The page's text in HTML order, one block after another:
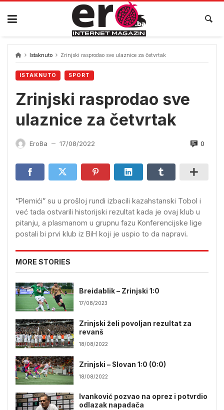
Skip
content
Istaknuto Zrinjski rasprodao sve ulaznice za četvrtak
ISTAKNUTO SPORT
Zrinjski rasprodao sve
ulaznice za četvrtak
EroBa — 17/08/2022 0
“Plemići” su u prošloj rundi izbacili kazahstanski Tobol i
već tada ostvarili historijski rezultat kada je ovaj klub u
pitanju, a plasmanom u grupnu fazu Konferencijske lige
postali bi prvi klub iz BiH koji je uspio to da napravi.
MORE STORIES
Breidablik – Zrinjski 1:0
17/08/2023
Zrinjski želi povoljan rezultat za
revanš
18/08/2022
Zrinjski – Slovan 1:0 (0:0)
18/08/2022
Ivanković pozvao na oprez i potvrdio
odlazak napadača